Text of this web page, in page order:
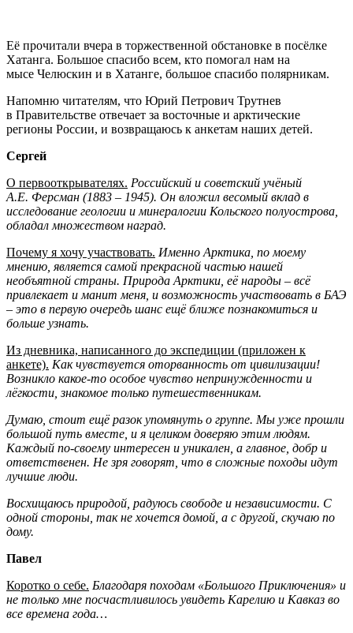
Её прочитали вчера в торжественной обстановке в посёлке
Хатанга. Большое спасибо всем, кто помогал нам на
мысе Челюскин и в Хатанге, большое спасибо полярникам.
Напомню читателям, что Юрий Петрович Трутнев
в Правительстве отвечает за восточные и арктические
регионы России, и возвращаюсь к анкетам наших детей.
Сергей
О первооткрывателях. Российский и советский учёный
А.Е. Ферсман (1883 – 1945). Он вложил весомый вклад в
исследование геологии и минералогии Кольского полуострова,
обладал множеством наград.
Почему я хочу участвовать. Именно Арктика, по моему
мнению, является самой прекрасной частью нашей
необъятной страны. Природа Арктики, её народы – всё
привлекает и манит меня, и возможность участвовать в БАЭ
– это в первую очередь шанс ещё ближе познакомиться и
больше узнать.
Из дневника, написанного до экспедиции (приложен к
анкете). Как чувствуется оторванность от цивилизации!
Возникло какое-то особое чувство непринужденности и
лёгкости, знакомое только путешественникам.
Думаю, стоит ещё разок упомянуть о группе. Мы уже прошли
большой путь вместе, и я целиком доверяю этим людям.
Каждый по-своему интересен и уникален, а главное, добр и
ответственен. Не зря говорят, что в сложные походы идут
лучшие люди.
Восхищаюсь природой, радуюсь свободе и независимости. С
одной стороны, так не хочется домой, а с другой, скучаю по
дому.
Павел
Коротко о себе. Благодаря походам «Большого Приключения» и
не только мне посчастливилось увидеть Карелию и Кавказ во
все времена года…